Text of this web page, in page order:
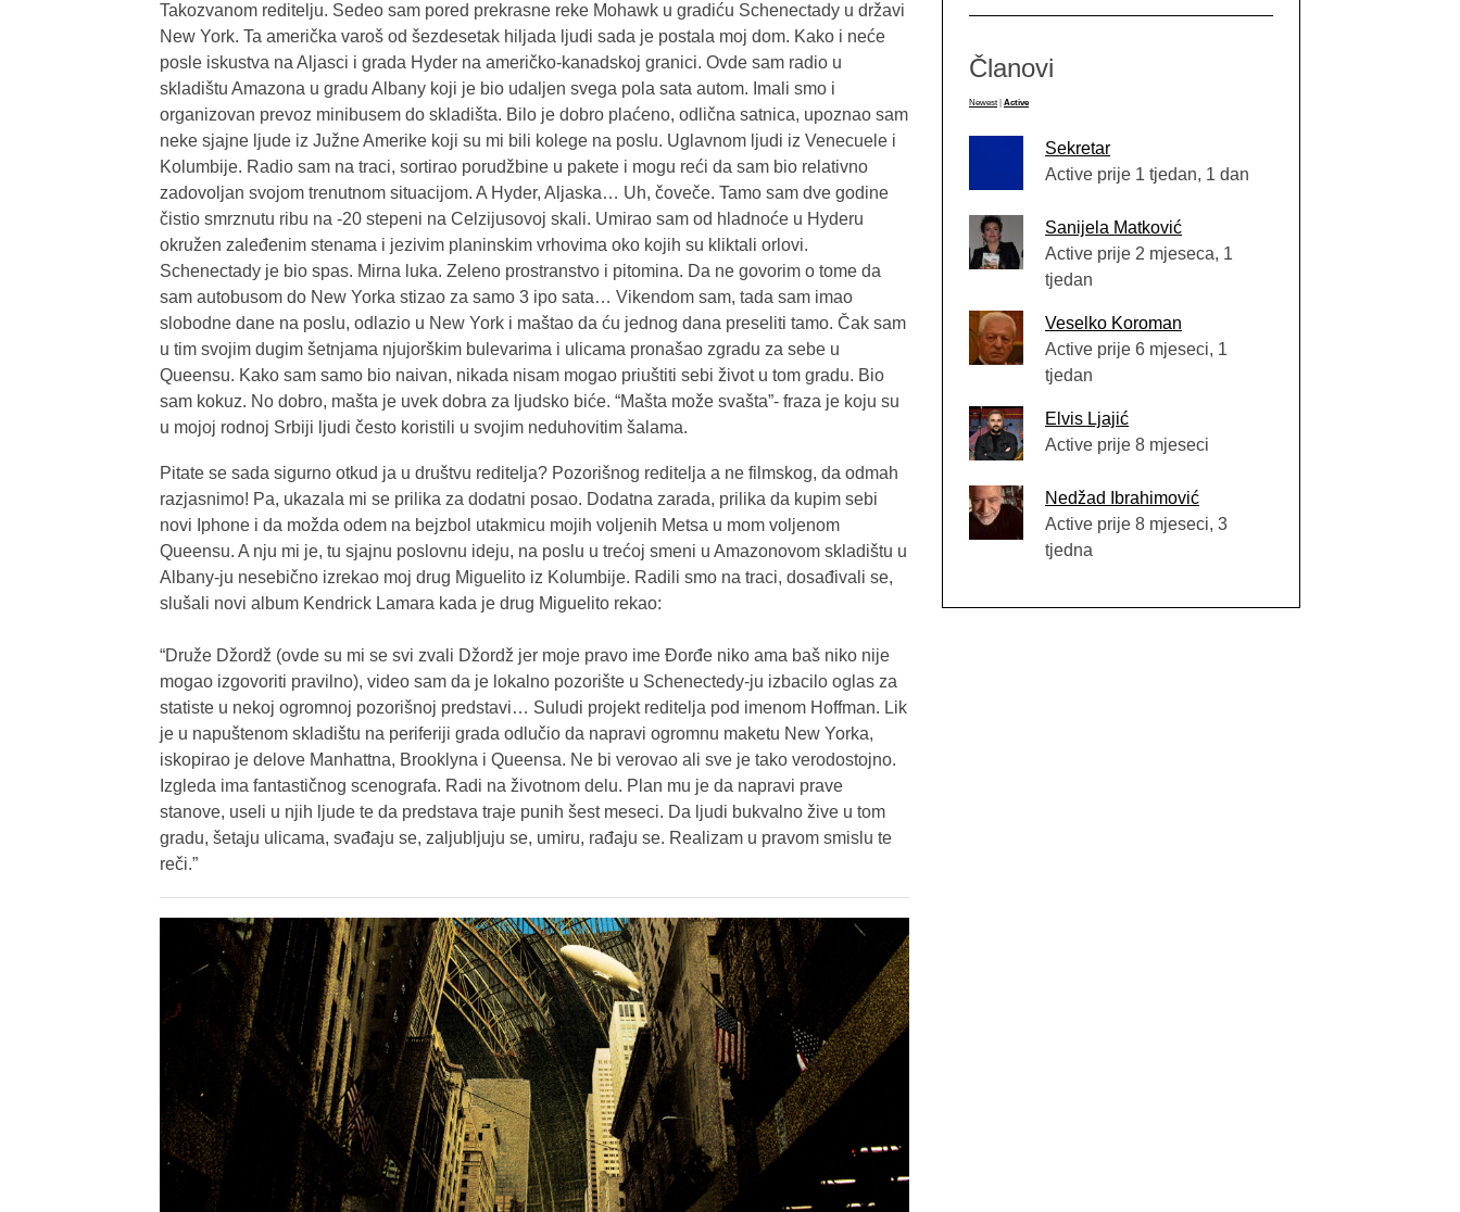
Takozvanom reditelju. Sedeo sam pored prekrasne reke Mohawk u gradiću Schenectady u državi
New York. Ta američka varoš od šezdesetak hiljada ljudi sada je postala moj dom. Kako i neće
posle iskustva na Aljasci i grada Hyder na američko-kanadskoj granici. Ovde sam radio u
skladištu Amazona u gradu Albany koji je bio udaljen svega pola sata autom. Imali smo i
organizovan prevoz minibusem do skladišta. Bilo je dobro plaćeno, odlična satnica, upoznao sam
neke sjajne ljude iz Južne Amerike koji su mi bili kolege na poslu. Uglavnom ljudi iz Venecuele i
Kolumbije. Radio sam na traci, sortirao porudžbine u pakete i mogu reći da sam bio relativno
zadovoljan svojom trenutnom situacijom. A Hyder, Aljaska… Uh, čoveče. Tamo sam dve godine
čistio smrznutu ribu na -20 stepeni na Celzijusovoj skali. Umirao sam od hladnoće u Hyderu
okružen zaleđenim stenama i jezivim planinskim vrhovima oko kojih su kliktali orlovi.
Schenectady je bio spas. Mirna luka. Zeleno prostranstvo i pitomina. Da ne govorim o tome da
sam autobusom do New Yorka stizao za samo 3 ipo sata… Vikendom sam, tada sam imao
slobodne dane na poslu, odlazio u New York i maštao da ću jednog dana preseliti tamo. Čak sam
u tim svojim dugim šetnjama njujorškim bulevarima i ulicama pronašao zgradu za sebe u
Queensu. Kako sam samo bio naivan, nikada nisam mogao priuštiti sebi život u tom gradu. Bio
sam kokuz. No dobro, mašta je uvek dobra za ljudsko biće. “Mašta može svašta”- fraza je koju su
u mojoj rodnoj Srbiji ljudi često koristili u svojim neduhovitim šalama.
Pitate se sada sigurno otkud ja u društvu reditelja? Pozorišnog reditelja a ne filmskog, da odmah
razjasnimo! Pa, ukazala mi se prilika za dodatni posao. Dodatna zarada, prilika da kupim sebi
novi Iphone i da možda odem na bejzbol utakmicu mojih voljenih Metsa u mom voljenom
Queensu. A nju mi je, tu sjajnu poslovnu ideju, na poslu u trećoj smeni u Amazonovom skladištu u
Albany-ju nesebično izrekao moj drug Miguelito iz Kolumbije. Radili smo na traci, dosađivali se,
slušali novi album Kendrick Lamara kada je drug Miguelito rekao:
“Druže Džordž (ovde su mi se svi zvali Džordž jer moje pravo ime Đorđe niko ama baš niko nije
mogao izgovoriti pravilno), video sam da je lokalno pozorište u Schenectedy-ju izbacilo oglas za
statiste u nekoj ogromnoj pozorišnoj predstavi… Suludi projekt reditelja pod imenom Hoffman. Lik
je u napuštenom skladištu na periferiji grada odlučio da napravi ogromnu maketu New Yorka,
iskopirao je delove Manhattna, Brooklyna i Queensa. Ne bi verovao ali sve je tako verodostojno.
Izgleda ima fantastičnog scenografa. Radi na životnom delu. Plan mu je da napravi prave
stanove, useli u njih ljude te da predstava traje punih šest meseci. Da ljudi bukvalno žive u tom
gradu, šetaju ulicama, svađaju se, zaljubljuju se, umiru, rađaju se. Realizam u pravom smislu te
reči.”
Članovi
Newest Active
Sekretar
Active prije 1 tjedan, 1 dan
Sanijela Matković
Active prije 2 mjeseca, 1
tjedan
Veselko Koroman
Active prije 6 mjeseci, 1
tjedan
Elvis Ljajić
Active prije 8 mjeseci
Nedžad Ibrahimović
Active prije 8 mjeseci, 3
tjedna